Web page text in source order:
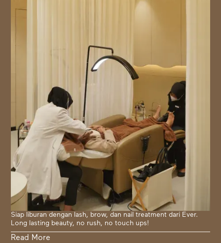
Siap liburan dengan lash, brow, dan nail treatment dari Ever.
Long lasting beauty, no rush, no touch ups!
Read More